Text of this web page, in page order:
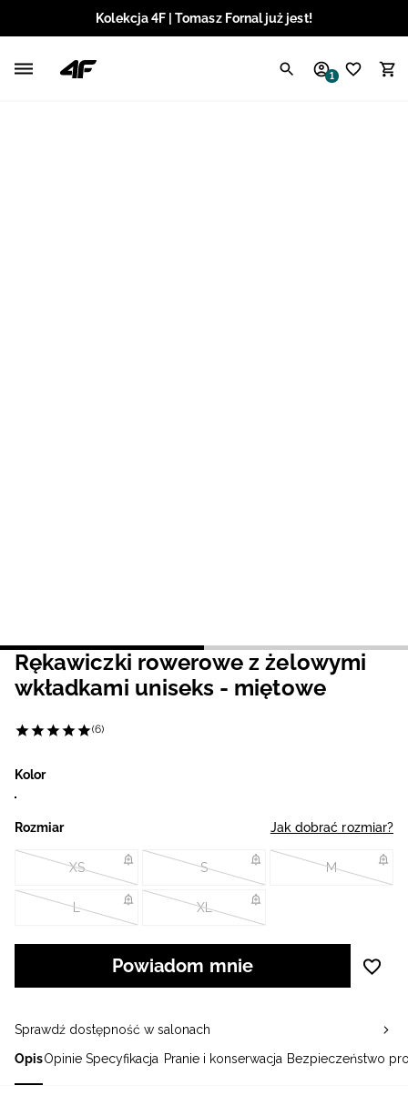
Kolekcja 4F | Tomasz Fornal już jest!
1
OpisOpinie Specyfikacja Pranie i konserwacja Bezpieczeństwo
Rękawiczki rowerowe z żelowymi
wkładkami uniseks - miętowe
(6)
Kolor
Rozmiar Jak dobrać rozmiar?
XS S M
L XL
Powiadom mnie
Sprawdź dostępność w salonach